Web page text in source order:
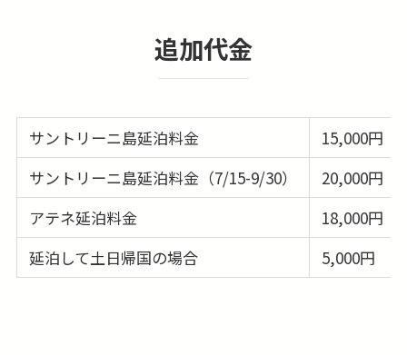
278,000円追加代金
サントリーニ島延泊料金
15,000円
サントリーニ島延泊料金（7/15-9/30）
20,000円
アテネ延泊料金
18,000円
延泊して土日帰国の場合
5,000円